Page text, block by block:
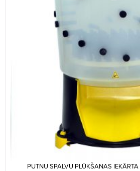
PUTNU SPALVU PLŪKŠANAS IEKĀRTA